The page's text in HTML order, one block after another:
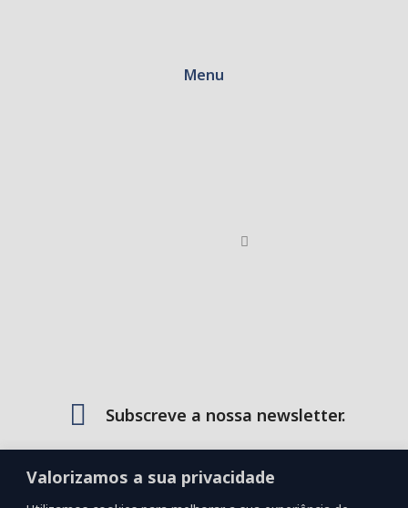
Valorizamos a sua privacidade
Menu
Subscreve a nossa newsletter.
ofertas exclusivas que temos para oferecer!